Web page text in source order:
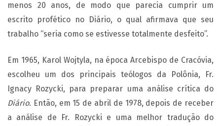
menos 20 anos, de modo que parecia cumprir um
escrito profético no Diário, o qual afirmava que seu
trabalho “seria como se estivesse totalmente desfeito”.
Em 1965, Karol Wojtyla, na época Arcebispo de Cracóvia,
escolheu um dos principais teólogos da Polônia, Fr.
Ignacy Rozycki, para preparar uma análise crítica do
Diário. Então, em 15 de abril de 1978, depois de receber
a análise de Fr. Rozycki e uma melhor tradução do